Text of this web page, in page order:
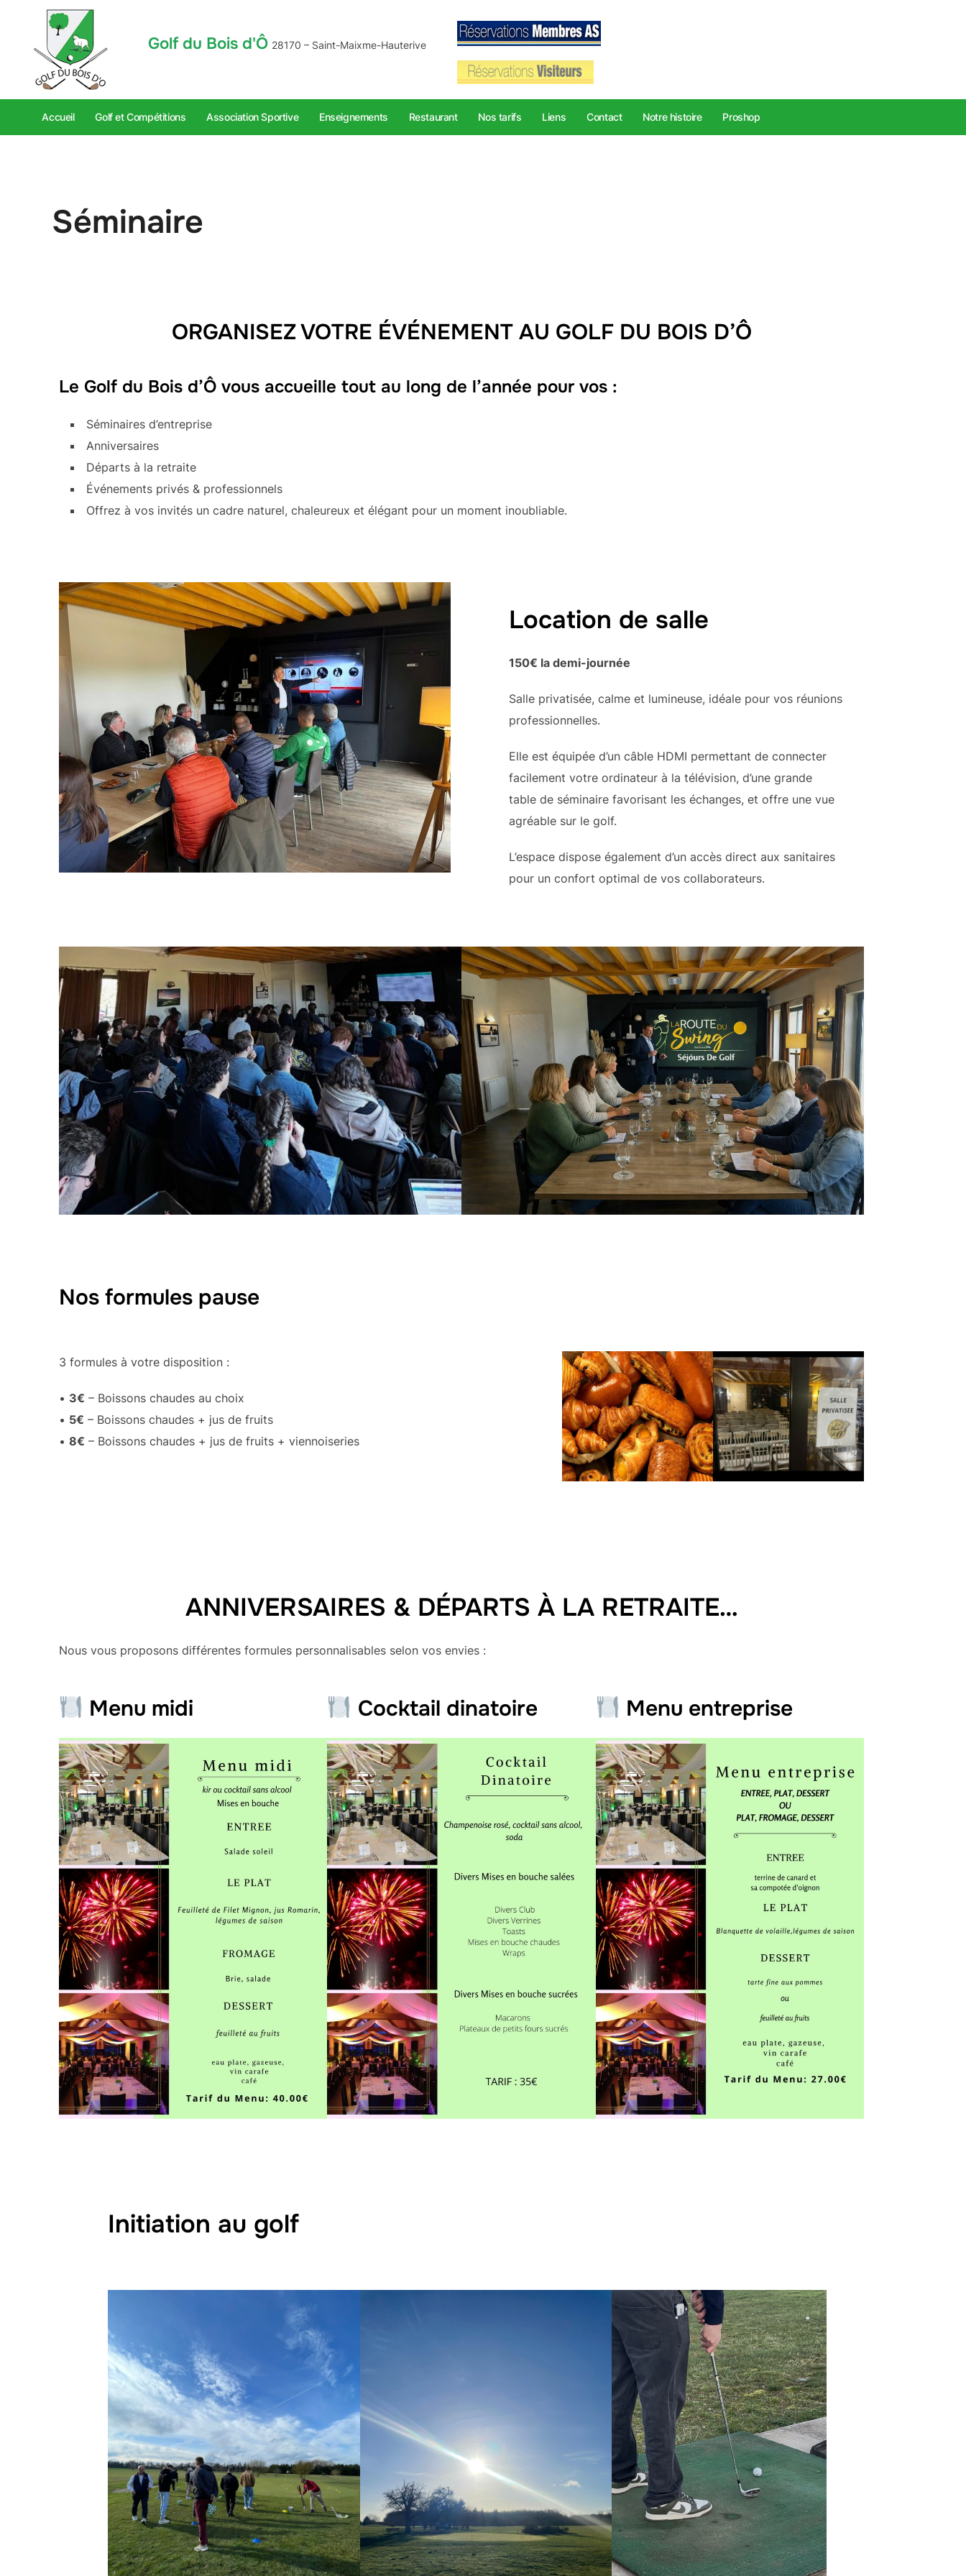
Golf du Bois d'Ô 28170 – Saint-Maixme-Hauterive
Accueil Golf et Compétitions Association Sportive Enseignements Restaurant Nos tarifs Liens Contact Notre histoire Proshop
Séminaire
ORGANISEZ VOTRE ÉVÉNEMENT AU GOLF DU BOIS D’Ô
Le Golf du Bois d’Ô vous accueille tout au long de l’année pour vos :
Séminaires d’entreprise
Anniversaires
Départs à la retraite
Événements privés & professionnels
Offrez à vos invités un cadre naturel, chaleureux et élégant pour un moment inoubliable.
Location de salle
150€ la demi-journée
Salle privatisée, calme et lumineuse, idéale pour vos réunions
professionnelles.
Elle est équipée d’un câble HDMI permettant de connecter
facilement votre ordinateur à la télévision, d’une grande
table de séminaire favorisant les échanges, et offre une vue
agréable sur le golf.
L’espace dispose également d’un accès direct aux sanitaires
pour un confort optimal de vos collaborateurs.
Nos formules pause
3 formules à votre disposition :
• 3€ – Boissons chaudes au choix
• 5€ – Boissons chaudes + jus de fruits
• 8€ – Boissons chaudes + jus de fruits + viennoiseries
ANNIVERSAIRES & DÉPARTS À LA RETRAITE…
Nous vous proposons différentes formules personnalisables selon vos envies :
Menu midi Cocktail dinatoire Menu entreprise
Initiation au golf